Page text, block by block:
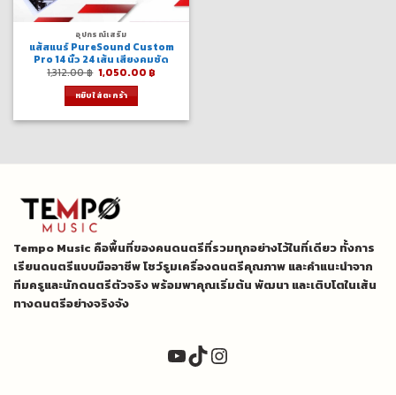
อุปกรณ์เสริม
แส้สแนร์ PureSound Custom
Pro 14 นิ้ว 24 เส้น เสียงคมชัด
1,312.00฿ Original
price
was:
1,312.00 ฿.
1,050.00 ฿Current
หยิบใส่ตะกร้า
Tempo Music คือพื้นที่ของคนดนตรีที่รวมทุกอย่างไว้ในที่เดียว ทั้งการ
เรียนดนตรีแบบมืออาชีพ โชว์รูมเครื่องดนตรีคุณภาพ และคำแนะนำจาก
ทีมครูและนักดนตรีตัวจริง พร้อมพาคุณเริ่มต้น พัฒนา และเติบโตในเส้น
ทางดนตรีอย่างจริงจัง
YouTube
TikTok
Instagram